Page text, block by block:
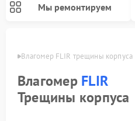
Мы ремонтируем
Влагомер FLIR трещины корпуса
Влагомер FLIR
Трещины корпуса